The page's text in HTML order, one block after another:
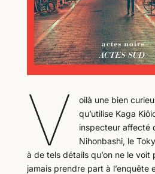
V
oilà une bien
qu’utilise Kaga
inspecteur affecté
Nihonbashi, le
à de tels détails qu’on ne le voit
jamais prendre part à l’enquête